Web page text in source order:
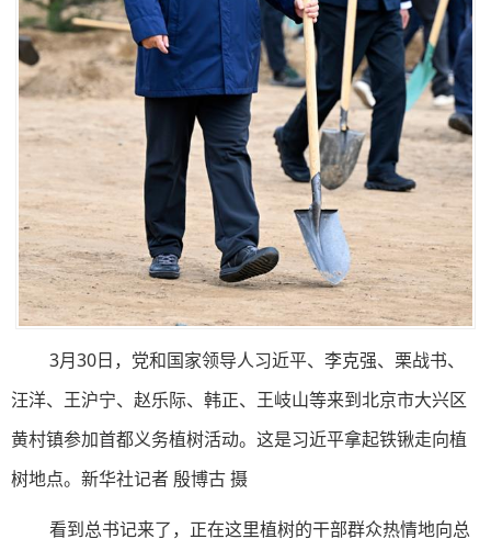
3月30日，党和国家领导人习近平、李克强、栗战书、
汪洋、王沪宁、赵乐际、韩正、王岐山等来到北京市大兴区
黄村镇参加首都义务植树活动。这是习近平拿起铁锹走向植
树地点。新华社记者 殷博古 摄
看到总书记来了，正在这里植树的干部群众热情地向总